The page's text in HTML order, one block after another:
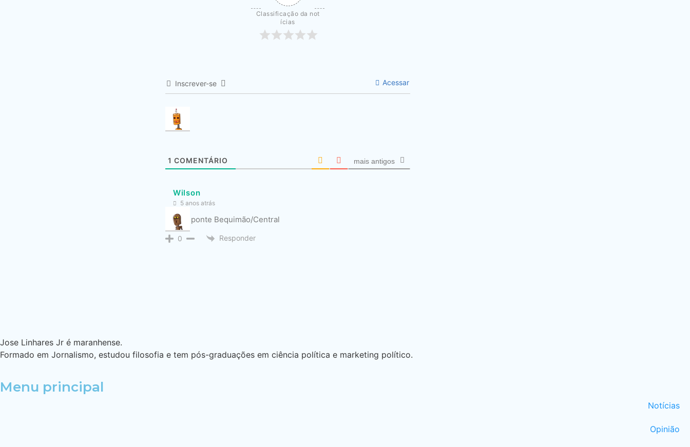
Classificação da not
ícias
Inscrever-se Acessar
1 COMENTÁRIO mais antigos
Wilson
5 anos atrás
Igual a ponte Bequimão/Central
0 Responder
Jose Linhares Jr é maranhense.
Formado em Jornalismo, estudou filosofia e tem pós-graduações em ciência política e marketing político.
Menu principal
Notícias
Opinião